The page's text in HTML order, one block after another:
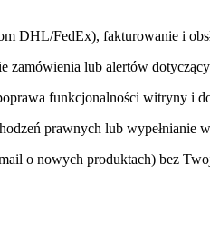
DHL/FedEx), fakturowanie i
zamówienia lub alertów
funkcjonalności witryny i
prawnych lub wypełnianie
o nowych produktach) bez